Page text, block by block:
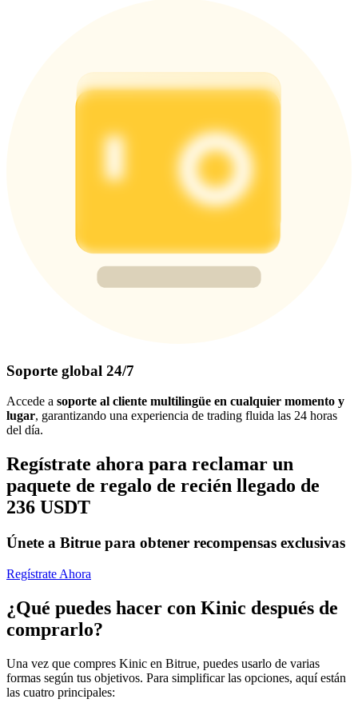
Soporte global 24/7
Accede a soporte al cliente multilingüe en cualquier momento y
lugar, garantizando una experiencia de trading fluida las 24 horas
del día.
Regístrate ahora para reclamar un
paquete de regalo de recién llegado de
236 USDT
Únete a Bitrue para obtener recompensas exclusivas
Regístrate Ahora
¿Qué puedes hacer con Kinic después de
comprarlo?
Una vez que compres Kinic en Bitrue, puedes usarlo de varias
formas según tus objetivos. Para simplificar las opciones, aquí están
las cuatro principales: